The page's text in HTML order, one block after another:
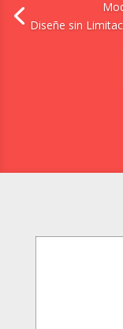
Diseñe sin